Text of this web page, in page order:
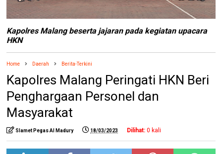
Kapolres Malang beserta jajaran pada kegiatan upacara
HKN
Home Daerah Berita-Terkini
Kapolres Malang Peringati HKN Beri
Penghargaan Personel dan
Masyarakat
Slamet Pegas Al Madury 18/03/2023 Dilihat: 0 kali